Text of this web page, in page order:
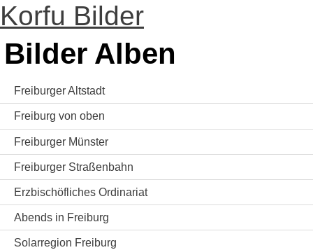
Korfu Bilder
Bilder Alben
Freiburger Altstadt
Freiburg von oben
Freiburger Münster
Freiburger Straßenbahn
Erzbischöfliches Ordinariat
Abends in Freiburg
Solarregion Freiburg